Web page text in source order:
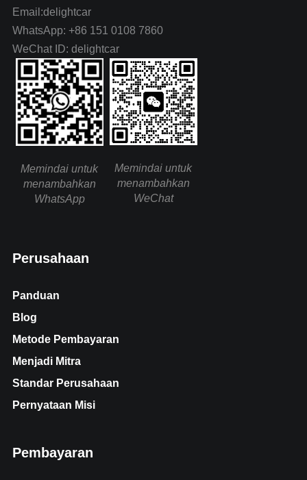
Email:delightcar
WhatsApp: +86 151 0108 7860
WeChat ID: delightcar
Memindai untuk
menambahkan
WhatsApp
Memindai untuk
menambahkan
WeChat
Perusahaan
Panduan
Blog
Metode Pembayaran
Menjadi Mitra
Standar Perusahaan
Pernyataan Misi
Pembayaran